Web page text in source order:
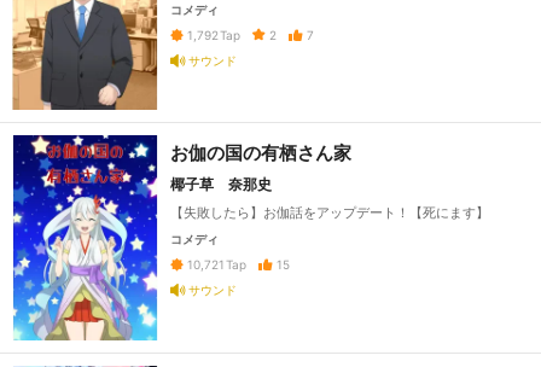
コメディ
1,792 Tap 2
7
サウンド
お伽の国の有栖さん家
椰子草 奈那史
【失敗したら】お伽話をアップデート！【死にます】
コメディ
10,721 Tap
15
サウンド